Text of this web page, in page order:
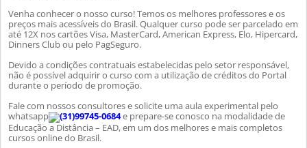
Venha conhecer o nosso curso! Temos os melhores professores e os
preços mais acessíveis do Brasil. Qualquer curso pode ser parcelado em
até 12X nos cartões Visa, MasterCard, American Express, Elo, Hipercard,
Dinners Club ou pelo PagSeguro.
Devido a condições contratuais estabelecidas pelo setor responsável,
não é possível adquirir o curso com a utilização de créditos do Portal
durante o período de promoção.
Fale com nossos consultores e solicite uma aula experimental pelo
whatsapp
(31)99745-0684e prepare-se conosco na modalidade de
Educação a Distância – EAD, em um dos melhores e mais completos
cursos online do Brasil.